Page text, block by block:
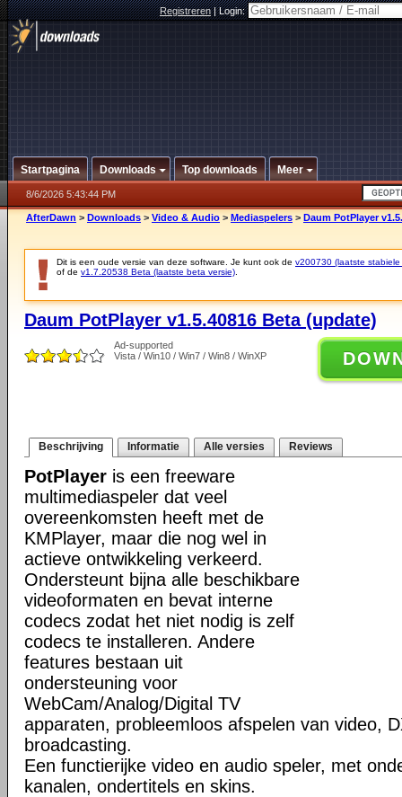
Registreren|Login:
Startpagina Downloads Top downloads Meer
8/6/2026 5:43:44 PM
AfterDawn > Downloads > Video & Audio > Mediaspelers > Daum PotPlayer
Dit is een oude versie van deze software. Je kunt ook de v200730 (laatste stabiele
of de v1.7.20538 Beta (laatste beta versie)
Daum PotPlayer v1.5.40816 Beta (update)
Ad-supported
Vista / Win10 / Win7 / Win8 / WinXP
Beschrijving Informatie Alle versies Reviews
PotPlayer is een freeware
multimediaspeler dat veel
overeenkomsten heeft met de
KMPlayer, maar die nog wel in
actieve ontwikkeling verkeerd.
Ondersteunt bijna alle beschikbare
videoformaten en bevat interne
codecs zodat het niet nodig is zelf
codecs te installeren. Andere
features bestaan uit
ondersteuning voor
WebCam/Analog/Digital TV
apparaten, probleemloos afspelen van video,
broadcasting.
Een functierijke video en audio speler, met
kanalen, ondertitels en skins.